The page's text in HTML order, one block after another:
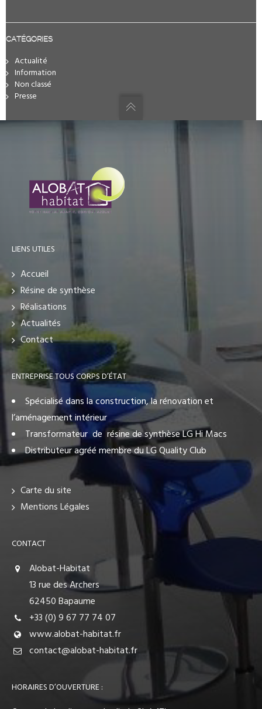
CATÉGORIES
Actualité
Information
Non classé
Presse
LIENS UTILES
Accueil
Résine de synthèse
Réalisations
Actualités
Contact
ENTREPRISE TOUS CORPS D’ÉTAT
Spécialisé dans la construction, la rénovation et
l’aménagement intérieur
Transformateur de résine de synthèse LG Hi Macs
Distributeur agréé membre du LG Quality Club
Carte du site
Mentions Légales
CONTACT
Alobat-Habitat
13 rue des Archers
62450 Bapaume
+33 (0) 9 67 77 74 07
www.alobat-habitat.fr
contact@alobat-habitat.fr
HORAIRES D’OUVERTURE :